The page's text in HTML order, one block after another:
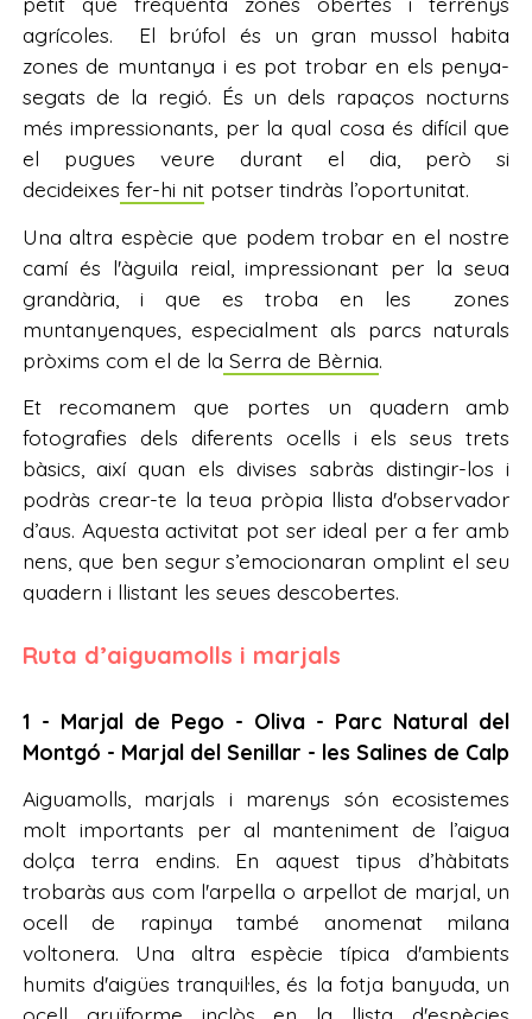
agrícoles. El brúfol és un gran mussol habita
zones de muntanya i es pot trobar en els penya-
segats de la regió. És un dels rapaços nocturns
més impressionants, per la qual cosa és difícil que
el pugues veure durant el dia, però si
decideixes fer-hi nitpotser tindràs l’oportunitat.
Una altra espècie que podem trobar en el nostre
camí és l'àguila reial, impressionant per la seua
grandària, i que es troba en les zones
muntanyenques, especialment als parcs naturals
pròxims com el de la Serra de Bèrnia.
Et recomanem que portes un quadern amb
fotografies dels diferents ocells i els seus trets
bàsics, així quan els divises sabràs distingir-los i
podràs crear-te la teua pròpia llista d'observador
d’aus. Aquesta activitat pot ser ideal per a fer amb
nens, que ben segur s’emocionaran omplint el seu
quadern i llistant les seues descobertes.
Ruta d’aiguamolls i marjals
1 - Marjal de Pego - Oliva - Parc Natural del
Montgó - Marjal del Senillar - les Salines de Calp
Aiguamolls, marjals i marenys són ecosistemes
molt importants per al manteniment de l’aigua
dolça terra endins. En aquest tipus d’hàbitats
trobaràs aus com l'arpella o arpellot de marjal, un
ocell de rapinya també anomenat milana
voltonera. Una altra espècie típica d'ambients
humits d'aigües tranquil·les, és la fotja banyuda, un